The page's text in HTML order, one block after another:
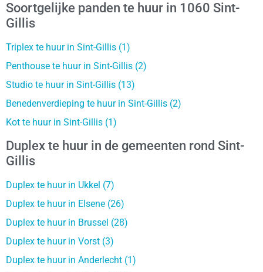
Soortgelijke panden te huur in 1060 Sint-
Gillis
Triplex te huur in Sint-Gillis (1)
Penthouse te huur in Sint-Gillis (2)
Studio te huur in Sint-Gillis (13)
Benedenverdieping te huur in Sint-Gillis (2)
Kot te huur in Sint-Gillis (1)
Duplex te huur in de gemeenten rond Sint-
Gillis
Duplex te huur in Ukkel (7)
Duplex te huur in Elsene (26)
Duplex te huur in Brussel (28)
Duplex te huur in Vorst (3)
Duplex te huur in Anderlecht (1)